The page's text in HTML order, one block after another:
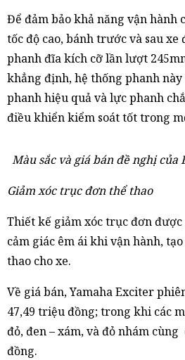
Để đảm bảo khả năng vận hành
tốc độ cao, bánh trước và sau
phanh đĩa kích cỡ lần lượt
khẳng định, hệ thống phanh
phanh hiệu quả và lực phanh
điều khiển kiểm soát tốt trong
Màu sắc và giá bán đề nghị
Giảm xóc trục đơn thể thao
Thiết kế giảm xóc trục đơn
cảm giác êm ái khi vận hành,
thao cho xe.
Về giá bán, Yamaha Exciter
47,49 triệu đồng; trong khi các
đỏ, đen – xám, và đỏ nhám
đồng.